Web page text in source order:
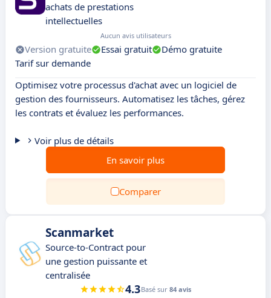
achats de prestations
intellectuelles
Aucun avis utilisateurs
Version gratuite Essai gratuit
Démo gratuite
Tarif sur demande
Optimisez votre processus d'achat avec un logiciel de
gestion des fournisseurs. Automatisez les tâches, gérez
les contrats et évaluez les performances.
Voir plus de détails
En savoir plus
Comparer
Scanmarket
Source-to-Contract pour
une gestion puissante et
centralisée
4.3Basé sur 84 avis